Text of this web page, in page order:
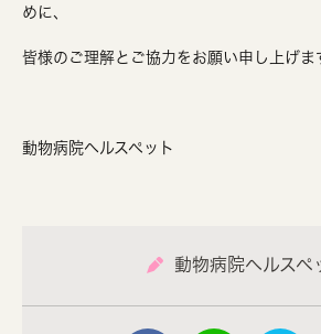
めに、
皆様のご理解とご協力をお願い申し上げま
動物病院ヘルスペット
動物病院ヘルスペ